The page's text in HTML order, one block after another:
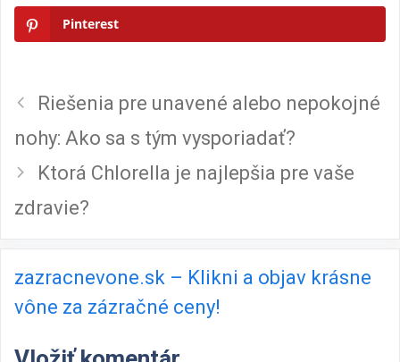
Pinterest
Riešenia pre unavené alebo nepokojné
nohy: Ako sa s tým vysporiadať?
Ktorá Chlorella je najlepšia pre vaše
zdravie?
zazracnevone.sk – Klikni a objav krásne
vône za zázračné ceny!